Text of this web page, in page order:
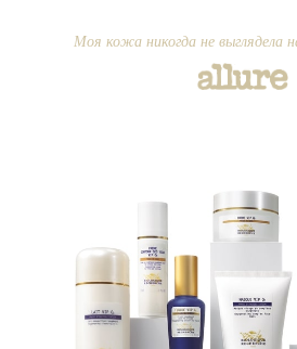
Моя кожа никогда не выглядела